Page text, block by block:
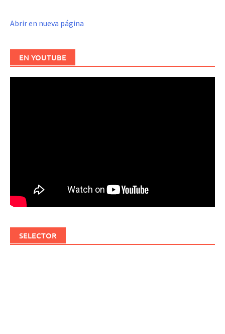
Abrir en nueva página
EN YOUTUBE
SELECTOR